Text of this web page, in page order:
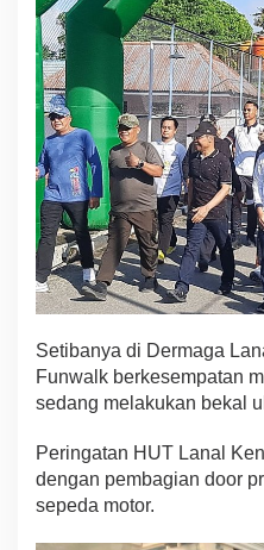
u
n
w
a
k
Setibanya di Dermaga
Funwalk berkesempatan
sedang melakukan bekal
Peringatan HUT Lanal
dengan pembagian door
sepeda motor.